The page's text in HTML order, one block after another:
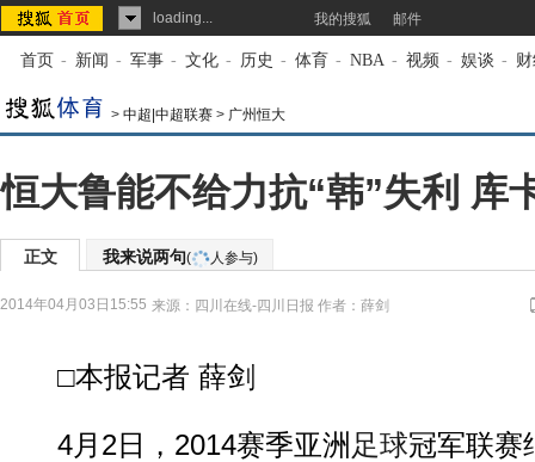
loading... 我的搜狐 邮件
首页 - 新闻 - 军事 - 文化 - 历史 - 体育 - NBA - 视频 - 娱谈 -
> 中超|中超联赛 > 广州恒大
恒大鲁能不给力抗“韩”失利 库
正文 我来说两句( 人参与)
2014年04月03日15:55 来源： 四川在线-四川日报 作者：薛剑
□本报记者 薛剑
4月2日，2014赛季亚洲 足球冠军联赛